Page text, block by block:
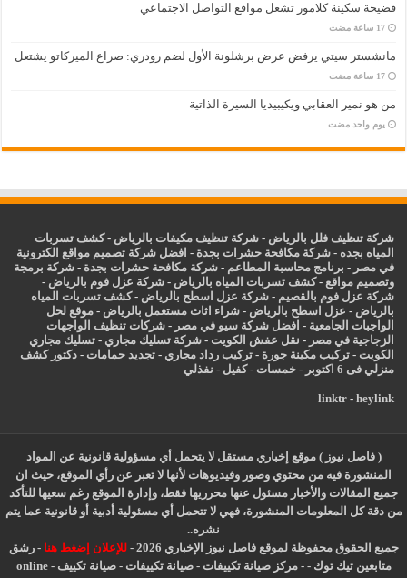
فضيحة سكينة كلامور تشعل مواقع التواصل الاجتماعي
‏17 ساعة مضت
مانشستر سيتي يرفض عرض برشلونة الأول لضم رودري: صراع الميركاتو يشتعل
‏17 ساعة مضت
من هو نمير العقابي ويكيبيديا السيرة الذاتية
‏يوم واحد مضت
شركة تنظيف فلل بالرياض -شركة تنظيف مكيفات بالرياض -كشف تسربات
المياه بجده -شركة مكافحة حشرات بجدة - افضل شركة تصميم مواقع الكترونية
في مصر - برنامج محاسبة المطاعم -شركة مكافحة حشرات بجدة -شركة برمجة
وتصميم مواقع -كشف تسربات المياه بالرياض -شركة عزل فوم بالرياض -
شركة عزل فوم بالقصيم -شركة عزل اسطح بالرياض -كشف تسربات المياه
بالرياض - عزل اسطح بالرياض -شراء اثاث مستعمل بالرياض - موقع لحل
الواجبات الجامعية - افضل شركة سيو في مصر -شركات تنظيف الواجهات
الزجاجية في مصر - نقل عفش الكويت -شركة تسليك مجاري -تسليك مجاري
الكويت -تركيب مكينة جورة -تركيب رداد مجاري -تجديد حمامات -دكتور كشف
منزلي فى 6 اكتوبر
-خمسات -كفيل - نفذلي
linktr- heylink
( فاصل نيوز ) موقع إخباري مستقل لا يتحمل أي مسؤولية قانونية عن المواد
المنشورة فيه من محتوي وصور وفيديوهات لأنها لا تعبر عن رأي الموقع، حيث ان
جميع المقالات والأخبار مسئول عنها محرريها فقط، وإدارة الموقع رغم سعيها للتأكد
من دقة كل المعلومات المنشورة، فهي لا تتحمل أي مسئولية أدبية أو قانونية عما يتم
نشره..
جميع الحقوق محفوظة لموقع فاصل نيوز الإخباري 2026 -
للإعلان إضغط هنا -رشق
متابعين تيك توك -
-مركز صيانة تكييفات -صيانة تكييفات -صيانة تكييف -
online